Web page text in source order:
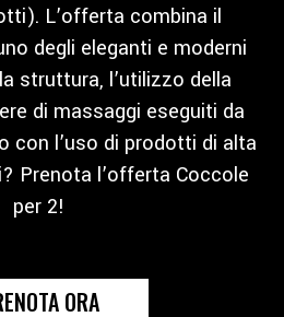
L’offerta combina il
degli eleganti e moderni
struttura, l’utilizzo della
di massaggi eseguiti da
con l’uso di prodotti di alta
Prenota l’offerta Coccole
per 2!
ORA